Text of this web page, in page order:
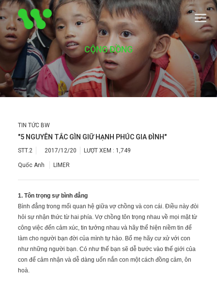
CỘNG ĐỒNG
TIN TỨC BW
"5 NGUYÊN TẮC GÌN GIỮ HẠNH PHÚC GIA ĐÌNH"
STT.2 2017/12/20 LƯỢT XEM : 1,749
Quốc Anh LIMER
1. Tôn trọng sự bình đẳng
Bình đẳng trong mối quan hệ giữa vợ chồng và con cái.Điều này đòi
hỏi sự nhận thức từ hai phía. Vợ chồng tôn trọng nhau về mọi mặt từ
công việc đến cảm xúc, tin tưởng nhau và hãy thể hiện niềm tin để
làm cho người bạn đời của mình tự hào. Bố mẹ hãy cư xử với con
như những người bạn. Có như thế bạn sẽ dễ bước vào thế giới của
con để cảm nhận và dễ dàng uốn nắn con một cách đồng cảm, ôn
hoà.